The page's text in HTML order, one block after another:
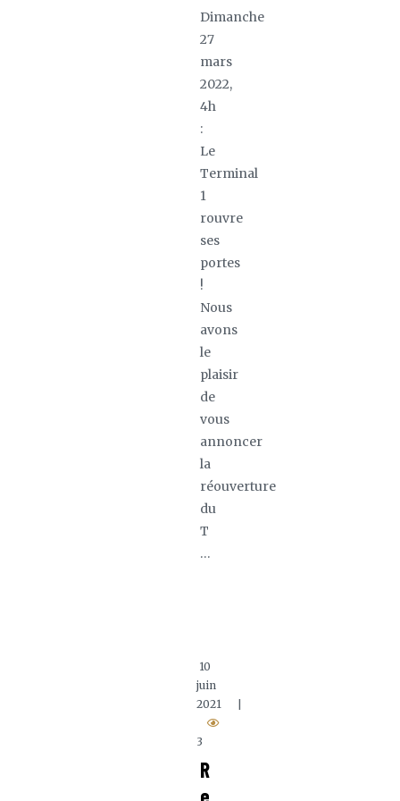
Dimanche
27
mars
2022,
4h
:
Le
Terminal
1
rouvre
ses
portes
!
Nous
avons
le
plaisir
de
vous
annoncer
la
réouverture
du
T
…
10
juin
2021
3
R